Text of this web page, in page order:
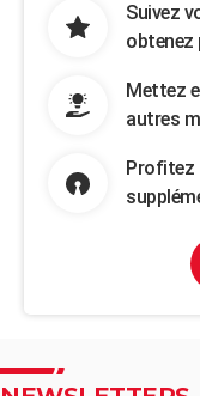
Suivez
obtenez
Mettez
autres
Profitez